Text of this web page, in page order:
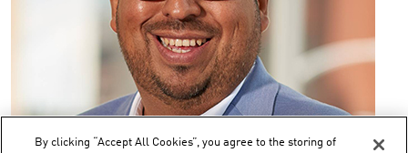
By clicking “Accept All Cookies”, you agree to the storing of